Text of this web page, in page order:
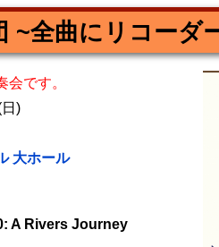
~全曲にリコーダ
会です。
)
大ホール
A Rivers Journey